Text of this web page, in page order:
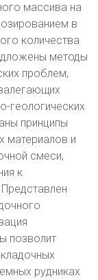
массива на
в
количества
методы
проблем,
геологических
принципы
материалов и
смеси,
к
позволит
рудниках